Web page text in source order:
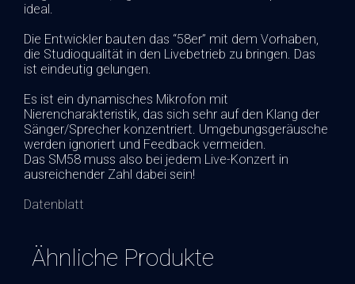
ideal.
Die Entwickler bauten das “58er” mit dem Vorhaben,
die Studioqualität in den Livebetrieb zu bringen. Das
ist eindeutig gelungen.
Es ist ein dynamisches Mikrofon mit
Nierencharakteristik, das sich sehr auf den Klang der
Sänger/Sprecher konzentriert. Umgebungsgeräusche
werden ignoriert und Feedback vermeiden.
Das SM58 muss also bei jedem Live-Konzert in
ausreichender Zahl dabei sein!
Datenblatt
Ähnliche Produkte